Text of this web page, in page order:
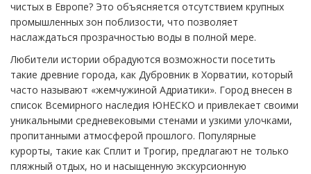
чистых в Европе? Это объясняется отсутствием крупных
промышленных зон поблизости, что позволяет
наслаждаться прозрачностью воды в полной мере.
Любители истории обрадуются возможности посетить
такие древние города, как Дубровник в Хорватии, который
часто называют «жемчужиной Адриатики». Город внесен в
список Всемирного наследия ЮНЕСКО и привлекает своими
уникальными средневековыми стенами и узкими улочками,
пропитанными атмосферой прошлого. Популярные
курорты, такие как Сплит и Трогир, предлагают не только
пляжный отдых, но и насыщенную экскурсионную